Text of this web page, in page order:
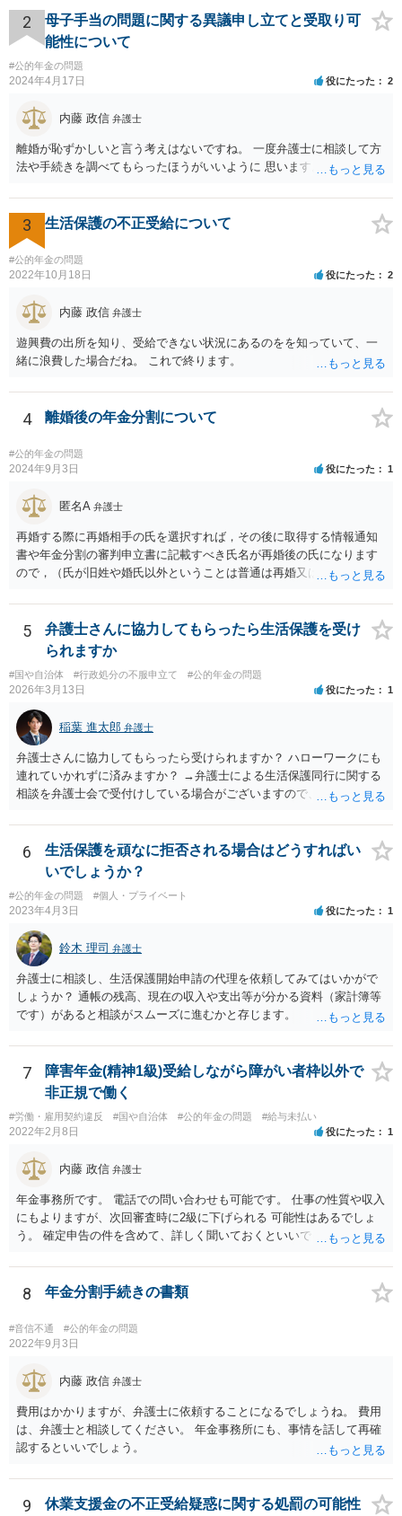
2
母子手当の問題に関する異議申し立てと受取り可
能性について
#公的年金の問題
2024年4月17日 役にたった 2
内藤 政信 弁護士
離婚が恥ずかしいと言う考えはないですね。 一度弁護士に相談して方
法や手続きを調べてもらったほうがいいように 思います。
3 生活保護の不正受給について
#公的年金の問題
2022年10月18日 役にたった 2
内藤 政信 弁護士
遊興費の出所を知り、受給できない状況にあるのをを知っていて、一
緒に浪費した場合だね。 これで終ります。
4 離婚後の年金分割について
#公的年金の問題
2024年9月3日 役にたった 1
匿名A 弁護士
再婚する際に再婚相手の氏を選択すれば，その後に取得する情報通知
書や年金分割の審判申立書に記載すべき氏名が再婚後の氏になります
ので，（氏が旧姓や婚氏以外ということは普通は再婚又は養子縁組し
秘匿であればともかく，氏名秘匿を申し立てると，むしろ再婚したこ
とを推察されてしまうのではないかと思います。事案がよくわかりま
せんが，この種の事案では，再婚前に年金分割の手続を行うのがセオ
リーではないかと思います。
5
弁護士さんに協力してもらったら生活保護を受け
られますか
#国や自治体 #行政処分の不服申立て #公的年金の問題
2026年3月13日 役にたった 1
稲葉 進太郎 弁護士
弁護士さんに協力してもらったら受けられますか？ ハローワークにも
連れていかれずに済みますか？ →弁護士による生活保護同行に関する
相談を弁護士会で受付けしている場合がございますので、お近くの弁
6
生活保護を頑なに拒否される場合はどうすればい
いでしょうか？
#公的年金の問題 #個人・プライベート
2023年4月3日 役にたった 1
鈴木 理司 弁護士
弁護士に相談し、生活保護開始申請の代理を依頼してみてはいかがで
しょうか？ 通帳の残高、現在の収入や支出等が分かる資料（家計簿等
です）があると相談がスムーズに進むかと存じます。
7
障害年金(精神1級)受給しながら障がい者枠以外で
非正規で働く
#労働・雇用契約違反 #国や自治体 #公的年金の問題 #給与未払い
2022年2月8日 役にたった 1
内藤 政信 弁護士
年金事務所です。 電話での問い合わせも可能です。 仕事の性質や収入
にもよりますが、次回審査時に2級に下げられる 可能性はあるでしょ
う。 確定申告の件を含めて、詳しく聞いておくといいでしょう。 弁護
8 年金分割手続きの書類
#音信不通 #公的年金の問題
2022年9月3日
内藤 政信 弁護士
費用はかかりますが、弁護士に依頼することになるでしょうね。 費用
は、弁護士と相談してください。 年金事務所にも、事情を話して再確
認するといいでしょう。
9
休業支援金の不正受給疑惑に関する処罰の可能性